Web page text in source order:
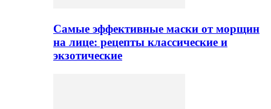
Самые эффективные маски от морщин
на лице: рецепты классические и
экзотические